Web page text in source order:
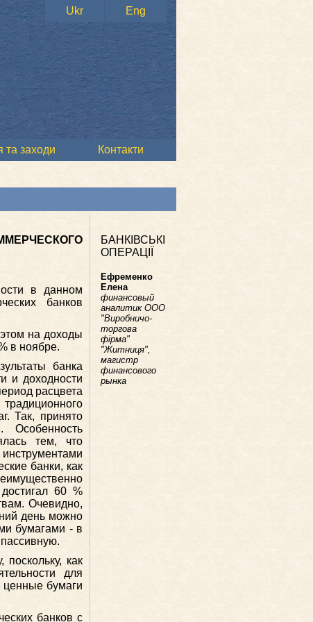
Ukr Eng
та заходи Контакти
в данном
банков
на доходы
в ноябре.
банка
и доходности
расцвета
Так, принято
тем, что
банки, как
60 %
Очевидно,
день можно
бумагами - в
как
для
ценные бумаги
банков с
БАНКІВСЬКІ
ОПЕРАЦІЇ
Ефременко
Елена
финансовый
аналитик ООО
"Виробничо-
торгова
фірма"
"Житниця",
магистр
финансового
рынка